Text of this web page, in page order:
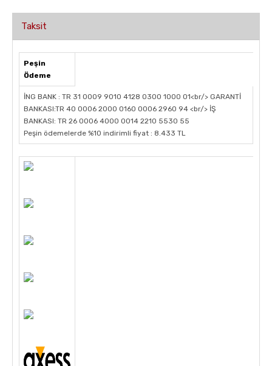
Taksit
Peşin
Ödeme
İNG BANK : TR 31 0009 9010 4128 0300 1000 01<br/> GARANTİ
BANKASI:TR 40 0006 2000 0160 0006 2960 94 <br/> İŞ
BANKASI: TR 26 0006 4000 0014 2210 5530 55
Peşin ödemelerde %10 indirimli fiyat : 8.433 TL